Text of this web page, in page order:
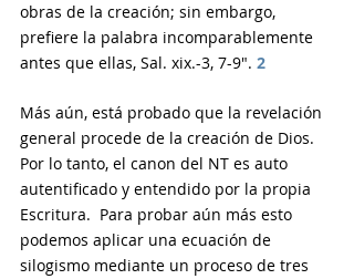
obras de la creación; sin embargo,
prefiere la palabra incomparablemente
antes que ellas, Sal. xix.-3, 7-9". 2
Más aún, está probado que la revelación
general procede de la creación de Dios.
Por lo tanto, el canon del NT es auto
autentificado y entendido por la propia
Escritura.  Para probar aún más esto
podemos aplicar una ecuación de
silogismo mediante un proceso de tres